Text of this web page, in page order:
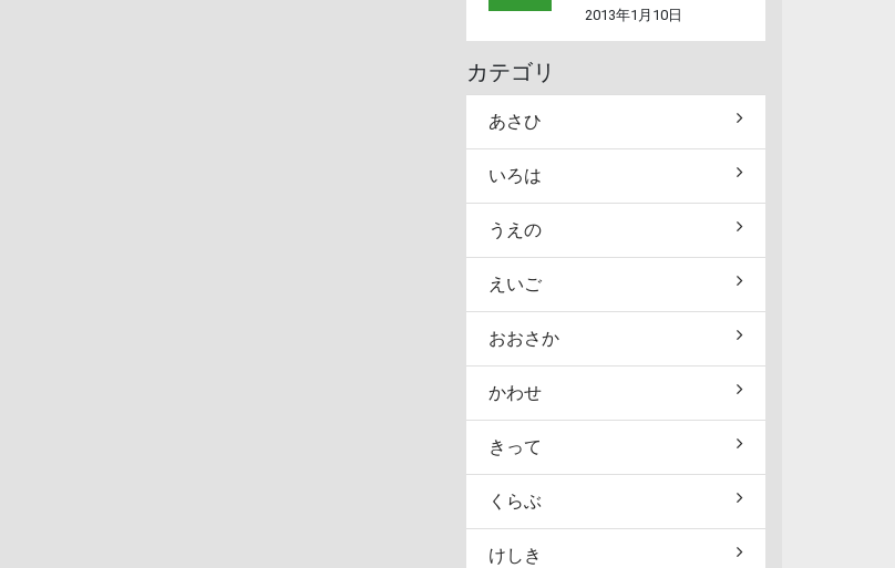
2013年1月10日
カテゴリ
あさひ
いろは
うえの
えいご
おおさか
かわせ
きって
くらぶ
けしき